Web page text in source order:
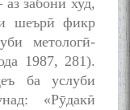
забони худ,
шеърӣ фикр
метологӣ-
1987, 281).
ба услуби
«Рӯдакӣ